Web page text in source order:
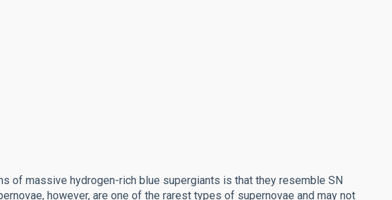
of massive hydrogen-rich blue supergiants is that they resemble SN
however, are one of the rarest types of supernovae and may not